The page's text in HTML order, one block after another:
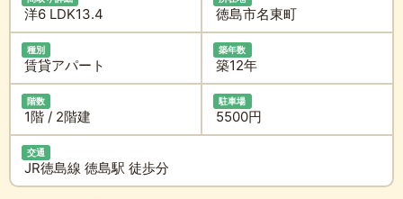
洋6 LDK13.4 徳島市名東町
種別
賃貸アパート
築年数
築12年
階数
1階 / 2階建
駐車場
5500円
交通
JR徳島線 徳島駅 徒歩分